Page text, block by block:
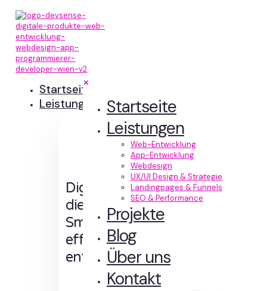
✕
Startseite
Leistungen
Web-Entwicklung
App-Entwicklung
Webdesign
UX/UI Design & Strategie
Landingpages & Funnels
SEO & Performance
Projekte
Blog
Über uns
Kontakt
Startseite
Leistungen
Digitale Erlebnisse,
die Sinn machen.
Smart designt und
effizient
entwickelt.